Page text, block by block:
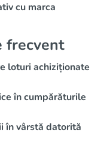
cu marca
frecvent
loturi achiziționate
în cumpărăturile
în vârstă datorită